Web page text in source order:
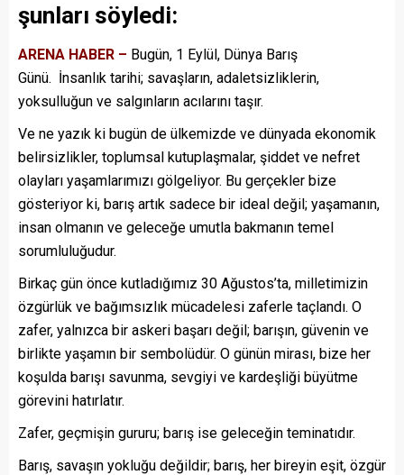
şunları söyledi:
ARENA HABER – Bugün, 1 Eylül, Dünya Barış
Günü. İnsanlık tarihi; savaşların, adaletsizliklerin,
yoksulluğun ve salgınların acılarını taşır.
Ve ne yazık ki bugün de ülkemizde ve dünyada ekonomik
belirsizlikler, toplumsal kutuplaşmalar, şiddet ve nefret
olayları yaşamlarımızı gölgeliyor. Bu gerçekler bize
gösteriyor ki, barış artık sadece bir ideal değil; yaşamanın,
insan olmanın ve geleceğe umutla bakmanın temel
sorumluluğudur.
Birkaç gün önce kutladığımız 30 Ağustos’ta, milletimizin
özgürlük ve bağımsızlık mücadelesi zaferle taçlandı. O
zafer, yalnızca bir askeri başarı değil; barışın, güvenin ve
birlikte yaşamın bir sembolüdür. O günün mirası, bize her
koşulda barışı savunma, sevgiyi ve kardeşliği büyütme
görevini hatırlatır.
Zafer, geçmişin gururu; barış ise geleceğin teminatıdır.
Barış, savaşın yokluğu değildir; barış, her bireyin eşit, özgür